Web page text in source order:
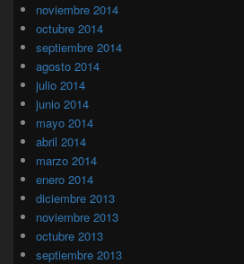
noviembre 2014
octubre 2014
septiembre 2014
agosto 2014
julio 2014
junio 2014
mayo 2014
abril 2014
marzo 2014
enero 2014
diciembre 2013
noviembre 2013
octubre 2013
septiembre 2013